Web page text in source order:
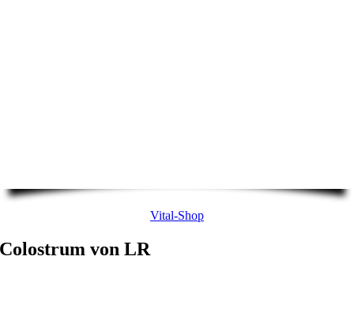
Vital-Shop
Colostrum von LR